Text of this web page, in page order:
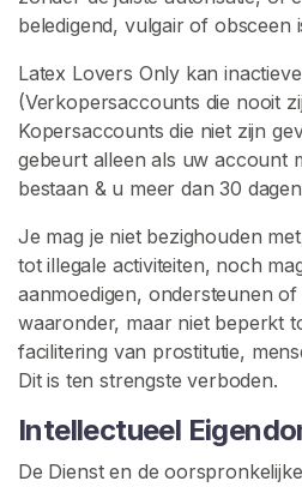
beledigend, vulgair of obsceen
Latex Lovers Only kan
(Verkopersaccounts die nooit
Kopersaccounts die niet zijn
gebeurt alleen als uw account
bestaan & u meer dan 30
Je mag je niet bezighouden
tot illegale activiteiten, noch
aanmoedigen, ondersteunen
waaronder, maar niet beperkt
facilitering van prostitutie,
Dit is ten strengste verboden.
Intellectueel
De Dienst en de